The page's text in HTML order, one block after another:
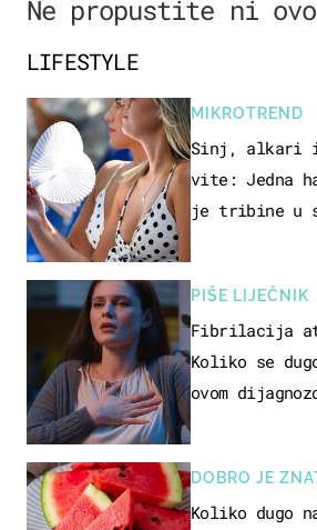
Ne propustite ni ovo
LIFESTYLE
MIKROTREND
Sinj, alkari i
vite: Jedna
je tribine u
PIŠE LIJEČNIK
Fibrilacija
Koliko se
ovom
DOBRO JE
Koliko dugo